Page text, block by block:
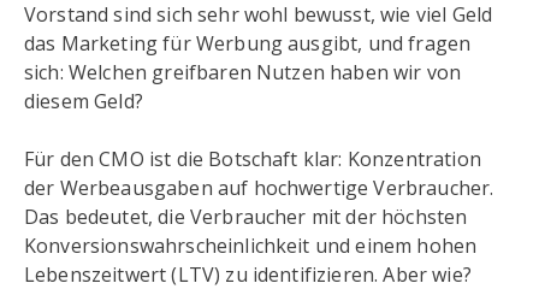
Vorstand sind sich sehr wohl bewusst, wie viel Geld
das Marketing für Werbung ausgibt, und fragen
sich: Welchen greifbaren Nutzen haben wir von
diesem Geld?
Für den CMO ist die Botschaft klar: Konzentration
der Werbeausgaben auf hochwertige Verbraucher.
Das bedeutet, die Verbraucher mit der höchsten
Konversionswahrscheinlichkeit und einem hohen
Lebenszeitwert (LTV) zu identifizieren. Aber wie?